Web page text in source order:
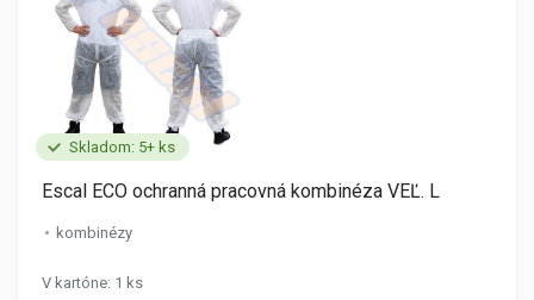
Skladom: 5+ ks
Escal ECO ochranná pracovná kombinéza VEĽ. L
kombinézy
V kartóne: 1 ks